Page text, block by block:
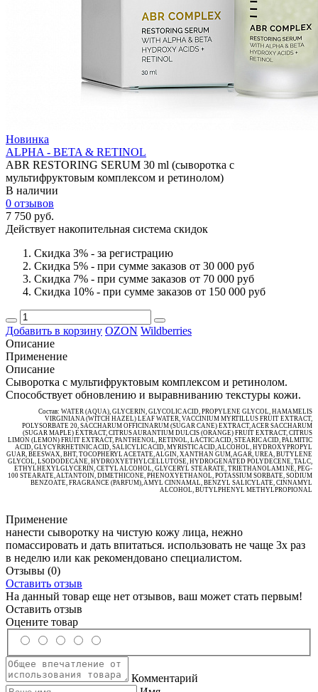
Новинка
ALPHA - BETA & RETINOL
ABR RESTORING SERUM 30 ml (сыворотка с
мультифруктовым комплексом и ретинолом)
В наличии
0 отзывов
7 750 руб.
Действует накопительная система скидок
Скидка 3% - за регистрацию
Скидка 5% - при сумме заказов от 30 000 руб
Скидка 7% - при сумме заказов от 70 000 руб
Скидка 10% - при сумме заказов от 150 000 руб
Добавить в корзину OZON Wildberries
Описание
Применение
Описание
Сыворотка с мультифруктовым комплексом и ретинолом.
Способствует обновлению и выравниванию текстуры кожи.
Состав: WATER (AQUA), GLYCERIN, GLYCOLIC ACID, PROPYLENE GLYCOL, HAMAMELIS
VIRGINIANA (WITCH HAZEL) LEAF WATER, VACCINIUM MYRTILLUS FRUIT EXTRACT,
POLYSORBATE 20, SACCHARUM OFFICINARUM (SUGAR CANE) EXTRACT, ACER SACCHARUM
(SUGAR MAPLE) EXTRACT, CITRUS AURANTIUM DULCIS (ORANGE) FRUIT EXTRACT, CITRUS
LIMON (LEMON) FRUIT EXTRACT, PANTHENOL, RETINOL, LACTIC ACID, STEARIC ACID, PALMITIC
ACID, GLYCYRRHETINIC ACID, SALICYLIC ACID, MYRISTIC ACID, ALCOHOL, HYDROXYPROPYL
GUAR, BEESWAX, ВНТ, TOCOPHERYL ACETATE, ALGIN, XANTHAN GUM, AGAR, UREA, BUTYLENE
GLYCOL, LSODODECANE, HYDROXYETHYLCELLUTOSE, HYDROGENATED POLYDECENE, TALC,
ETHYLHEXYLGLYCERIN, CETYL ALCOHOL, GLYCERYL STEARATE, TRIETHANOLAM1NE, PEG-
100 STEARATE, ALTANTOIN, DIMETHICONE, PHENOXYETHANOL, POTASSIUM SORBATE, SODIUM
BENZOATE, FRAGRANCE (PARFUM), AMYL CINNAMAL, BENZYL SALICYLATE, CINNAMYL
ALCOHOL, BUTYLPHENYL METHYLPROPIONAL
Применение
нанести сыворотку на чистую кожу лица, нежно
помассировать и дать впитаться. использовать не чаще 3х раз
в неделю или как рекомендовано специалистом.
Отзывы (0)
Оставить отзыв
На данный товар еще нет отзывов, ваш может стать первым!
Оставить отзыв
Оцените товар
Комментарий